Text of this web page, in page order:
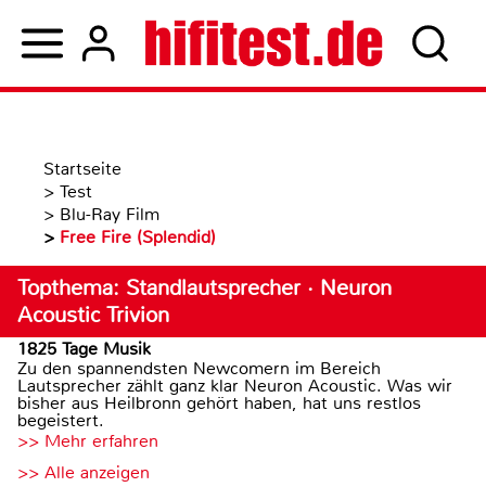
Startseite
> Test
> Blu-Ray Film
> Free Fire (Splendid)
Topthema: Standlautsprecher · Neuron
Acoustic Trivion
1825 Tage Musik
Zu den spannendsten Newcomern im Bereich
Lautsprecher zählt ganz klar Neuron Acoustic. Was wir
bisher aus Heilbronn gehört haben, hat uns restlos
begeistert.
>> Mehr erfahren
>> Alle anzeigen